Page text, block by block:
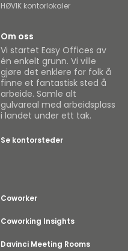
HØVIK kontorlokaler
Om oss
Vi startet Easy Offices av
én enkelt grunn. Vi ville
gjøre det enklere for folk å
finne et fantastisk sted å
arbeide. Samle alt
gulvareal med arbeidsplass
i landet under ett tak.
Se kontorsteder
Coworker
Coworking Insights
Davinci Meeting Rooms